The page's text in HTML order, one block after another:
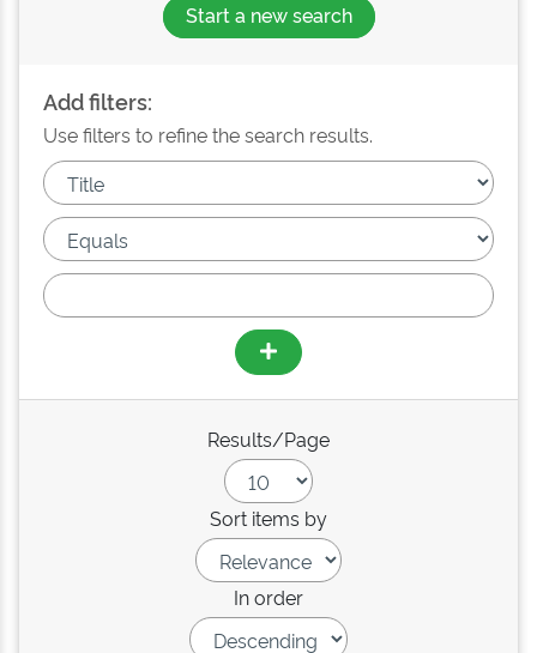
Start a new search
Add filters:
Use filters to refine the search results.
Results/Page
Sort items by
In order